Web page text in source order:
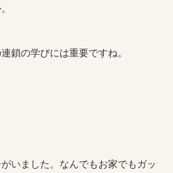
鎖の学びには重要ですね。
いました。なんでもお家でもガッ